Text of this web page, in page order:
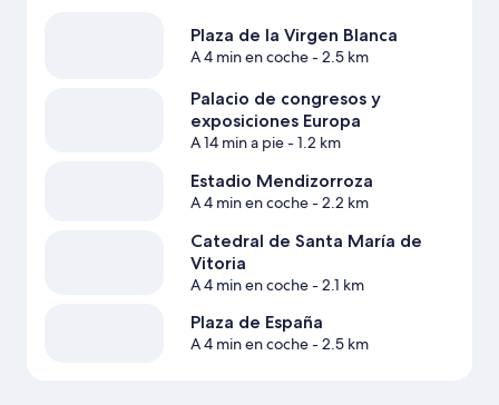
Plaza de la Virgen Blanca
A 4 min en coche- 2.5 km
Palacio de congresos y
exposiciones Europa
A 14 min a pie- 1.2 km
Estadio Mendizorroza
A 4 min en coche- 2.2 km
Catedral de Santa María de
Vitoria
A 4 min en coche- 2.1 km
Plaza de España
A 4 min en coche- 2.5 km